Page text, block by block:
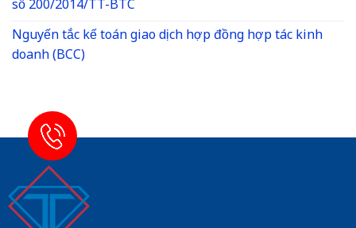
số 200/2014/TT-BTC
Nguyến tắc kế toán giao dịch hợp đồng hợp tác kinh
doanh (BCC)